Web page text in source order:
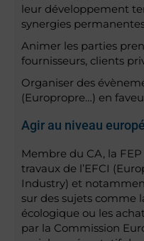
leur développement
synergies
Animer les parties
fournisseurs, clients
Organiser des
(Europropre…) en
Agir au niveau
Membre du CA, la
travaux de l’EFCI
Industry) et
sur des sujets comme
écologique ou les
par la Commission